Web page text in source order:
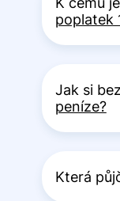
poplatek
Jak si
peníze?
Která